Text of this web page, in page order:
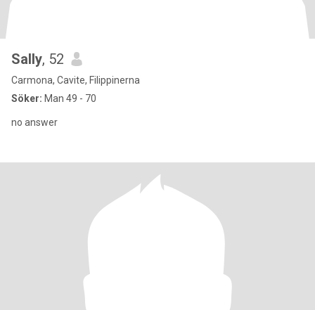
Sally, 52
Carmona, Cavite, Filippinerna
Söker: Man 49 - 70
no answer